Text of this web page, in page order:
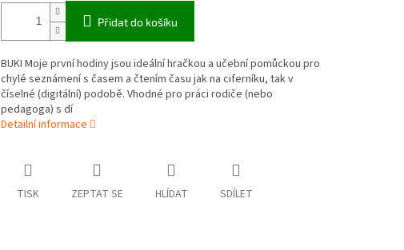
Přidat do košíku
BUKI Moje první hodiny jsou ideální hračkou a učební pomůckou pro
chylé seznámení s časem a čtením času jak na ciferníku, tak v
číselné (digitální) podobě. Vhodné pro práci rodiče (nebo
pedagoga) s dí
Detailní informace
TISK ZEPTAT SE HLÍDAT SDÍLET